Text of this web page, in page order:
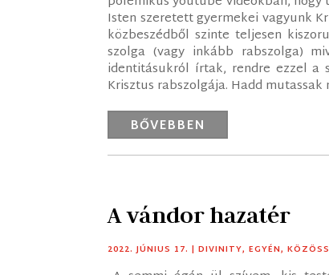
Isten szeretett gyermekei vagyunk
közbeszédből szinte teljesen
szolga (vagy inkább rabszolga)
identitásukról írtak, rendre ezzel a
Krisztus rabszolgája. Hadd
BŐVEBBEN
A vándor hazatér
2022. JÚNIUS 17. |DIVINITY,EGYÉN,